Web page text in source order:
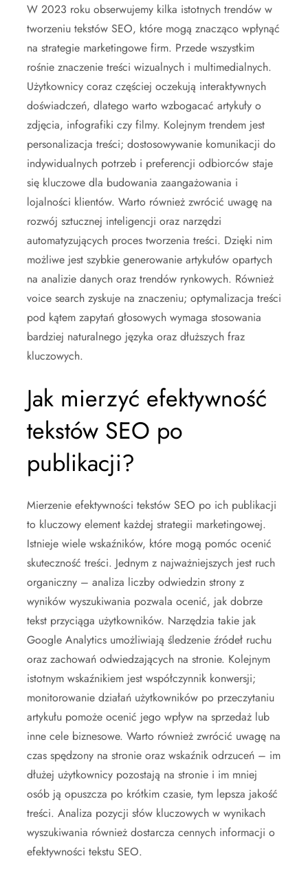
W 2023 roku obserwujemy kilka istotnych trendów w
tworzeniu tekstów SEO, które mogą znacząco wpłynąć
na strategie marketingowe firm. Przede wszystkim
rośnie znaczenie treści wizualnych i multimedialnych.
Użytkownicy coraz częściej oczekują interaktywnych
doświadczeń, dlatego warto wzbogacać artykuły o
zdjęcia, infografiki czy filmy. Kolejnym trendem jest
personalizacja treści; dostosowywanie komunikacji do
indywidualnych potrzeb i preferencji odbiorców staje
się kluczowe dla budowania zaangażowania i
lojalności klientów. Warto również zwrócić uwagę na
rozwój sztucznej inteligencji oraz narzędzi
automatyzujących proces tworzenia treści. Dzięki nim
możliwe jest szybkie generowanie artykułów opartych
na analizie danych oraz trendów rynkowych. Również
voice search zyskuje na znaczeniu; optymalizacja treści
pod kątem zapytań głosowych wymaga stosowania
bardziej naturalnego języka oraz dłuższych fraz
kluczowych.
Jak mierzyć efektywność
tekstów SEO po
publikacji?
Mierzenie efektywności tekstów SEO po ich publikacji
to kluczowy element każdej strategii marketingowej.
Istnieje wiele wskaźników, które mogą pomóc ocenić
skuteczność treści. Jednym z najważniejszych jest ruch
organiczny – analiza liczby odwiedzin strony z
wyników wyszukiwania pozwala ocenić, jak dobrze
tekst przyciąga użytkowników. Narzędzia takie jak
Google Analytics umożliwiają śledzenie źródeł ruchu
oraz zachowań odwiedzających na stronie. Kolejnym
istotnym wskaźnikiem jest współczynnik konwersji;
monitorowanie działań użytkowników po przeczytaniu
artykułu pomoże ocenić jego wpływ na sprzedaż lub
inne cele biznesowe. Warto również zwrócić uwagę na
czas spędzony na stronie oraz wskaźnik odrzuceń – im
dłużej użytkownicy pozostają na stronie i im mniej
osób ją opuszcza po krótkim czasie, tym lepsza jakość
treści. Analiza pozycji słów kluczowych w wynikach
wyszukiwania również dostarcza cennych informacji o
efektywności tekstu SEO.